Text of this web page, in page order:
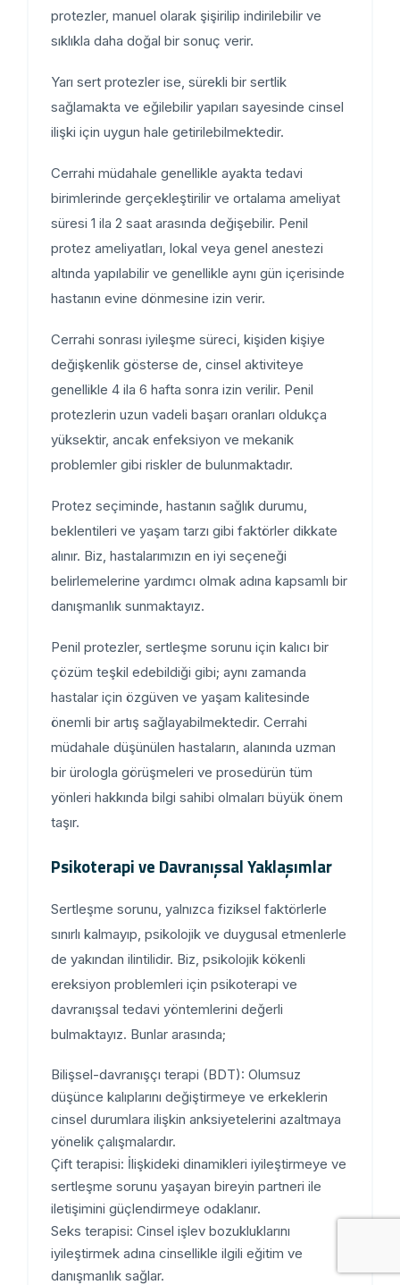
protezler, manuel olarak şişirilip indirilebilir ve
sıklıkla daha doğal bir sonuç verir.
Yarı sert protezler ise, sürekli bir sertlik
sağlamakta ve eğilebilir yapıları sayesinde cinsel
ilişki için uygun hale getirilebilmektedir.
Cerrahi müdahale genellikle ayakta tedavi
birimlerinde gerçekleştirilir ve ortalama ameliyat
süresi 1 ila 2 saat arasında değişebilir. Penil
protez ameliyatları, lokal veya genel anestezi
altında yapılabilir ve genellikle aynı gün içerisinde
hastanın evine dönmesine izin verir.
Cerrahi sonrası iyileşme süreci, kişiden kişiye
değişkenlik gösterse de, cinsel aktiviteye
genellikle 4 ila 6 hafta sonra izin verilir. Penil
protezlerin uzun vadeli başarı oranları oldukça
yüksektir, ancak enfeksiyon ve mekanik
problemler gibi riskler de bulunmaktadır.
Protez seçiminde, hastanın sağlık durumu,
beklentileri ve yaşam tarzı gibi faktörler dikkate
alınır. Biz, hastalarımızın en iyi seçeneği
belirlemelerine yardımcı olmak adına kapsamlı bir
danışmanlık sunmaktayız.
Penil protezler, sertleşme sorunu için kalıcı bir
çözüm teşkil edebildiği gibi; aynı zamanda
hastalar için özgüven ve yaşam kalitesinde
önemli bir artış sağlayabilmektedir. Cerrahi
müdahale düşünülen hastaların, alanında uzman
bir ürologla görüşmeleri ve prosedürün tüm
yönleri hakkında bilgi sahibi olmaları büyük önem
taşır.
Psikoterapi ve Davranışsal Yaklaşımlar
Sertleşme sorunu, yalnızca fiziksel faktörlerle
sınırlı kalmayıp, psikolojik ve duygusal etmenlerle
de yakından ilintilidir. Biz, psikolojik kökenli
ereksiyon problemleri için psikoterapi ve
davranışsal tedavi yöntemlerini değerli
bulmaktayız. Bunlar arasında;
Bilişsel-davranışçı terapi (BDT): Olumsuz
düşünce kalıplarını değiştirmeye ve erkeklerin
cinsel durumlara ilişkin anksiyetelerini azaltmaya
yönelik çalışmalardır.
Çift terapisi: İlişkideki dinamikleri iyileştirmeye ve
sertleşme sorunu yaşayan bireyin partneri ile
iletişimini güçlendirmeye odaklanır.
Seks terapisi: Cinsel işlev bozukluklarını
iyileştirmek adına cinsellikle ilgili eğitim ve
danışmanlık sağlar.